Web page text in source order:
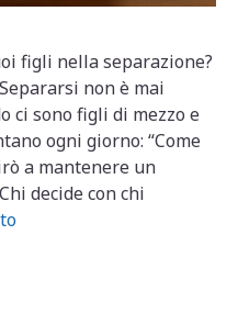
figli nella separazione?
non è mai
ci sono figli di mezzo e
ogni giorno: “Come
a mantenere un
decide con chi